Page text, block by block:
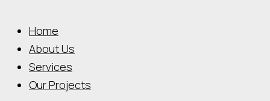
Home
About Us
Services
Our Projects